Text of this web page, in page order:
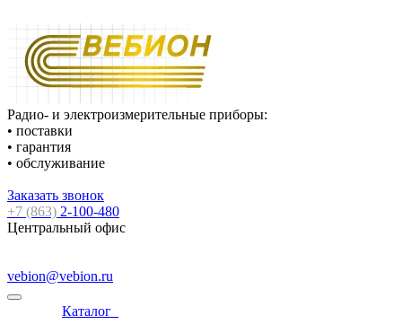
Радио- и электроизмерительные приборы:
• поставки
• гарантия
• обслуживание
Заказать звонок
+7 (863) 2-100-480
Центральный офис
vebion@vebion.ru
Каталог